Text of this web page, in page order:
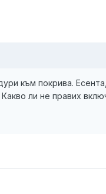
към покрива.
ли не правих